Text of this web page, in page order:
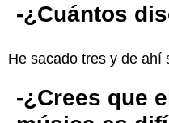
-¿Cuántos
He sacado tres y de ahí
-¿Crees que